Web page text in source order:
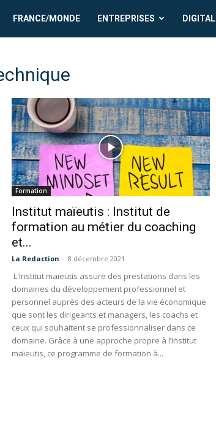
FRANCE/MONDE ENTREPRISES DIGITAL
Formation
Institut maïeutis : Institut de
formation au métier du coaching
et...
La Redaction - 8 décembre 2021
L'Institut maïeutis assure des prestations dans les
domaines du développement professionnel et
personnel auprès des acteurs de la vie économique
que sont les dirigeants et managers, les coachs et
ceux qui souhaitent se professionnaliser dans ce
domaine. Grâce à une approche propre à l’Institut
maïeutis, ce programme de formation à...